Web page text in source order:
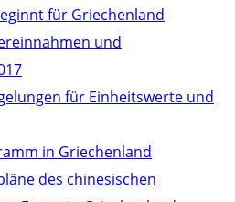
für Griechenland
und
für Einheitswerte und
in Griechenland
des chinesischen